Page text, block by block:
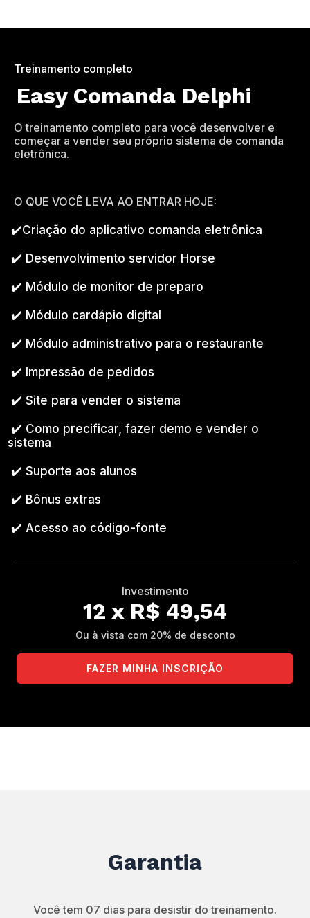
Treinamento completo
Easy Comanda Delphi
O treinamento completo para você desenvolver e
começar a vender seu próprio sistema de comanda
eletrônica.
O QUE VOCÊ LEVA AO ENTRAR HOJE:
✔️Criação do aplicativo comanda eletrônica
✔️ Desenvolvimento servidor Horse
✔️ Módulo de monitor de preparo
✔️ Módulo cardápio digital
✔️ Módulo administrativo para o restaurante
✔️ Impressão de pedidos
✔️ Site para vender o sistema
✔️ Como precificar, fazer demo e vender o
sistema
✔️ Suporte aos alunos
✔️ Bônus extras
✔️ Acesso ao código-fonte
Investimento
12 x R$ 49,54
Ou à vista com 20% de desconto
FAZER MINHA INSCRIÇÃO
Garantia
Você tem 07 dias para desistir do treinamento.